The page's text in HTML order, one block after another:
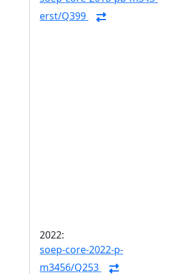
erst/Q399
2022:
soep-core-2022-p-
m3456/Q253